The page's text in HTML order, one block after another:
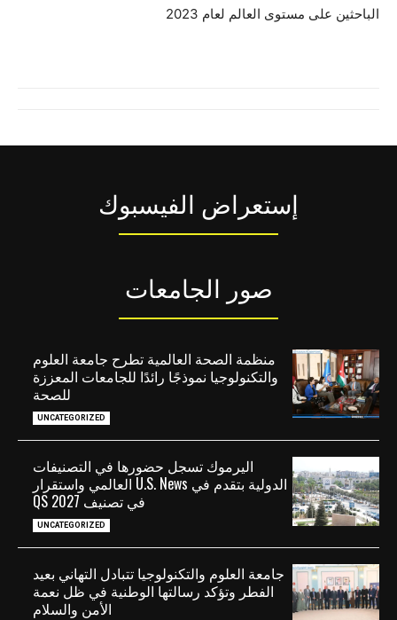
الباحثين على مستوى العالم لعام 2023
إستعراض الفيسبوك
صور الجامعات
منظمة الصحة العالمية تطرح جامعة العلوم
والتكنولوجيا نموذجًا رائدًا للجامعات المعززة
للصحة
UNCATEGORIZED
اليرموك تسجل حضورها في التصنيفات
الدولية بتقدم في U.S. News العالمي واستقرار
في تصنيف QS 2027
UNCATEGORIZED
جامعة العلوم والتكنولوجيا تتبادل التهاني بعيد
الفطر وتؤكد رسالتها الوطنية في ظل نعمة
الأمن والسلام